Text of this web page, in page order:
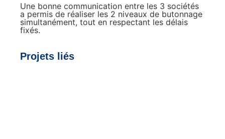
Une bonne communication entre les 3 sociétés
a permis de réaliser les 2 niveaux de butonnage
simultanément, tout en respectant les délais
fixés.
Projets liés